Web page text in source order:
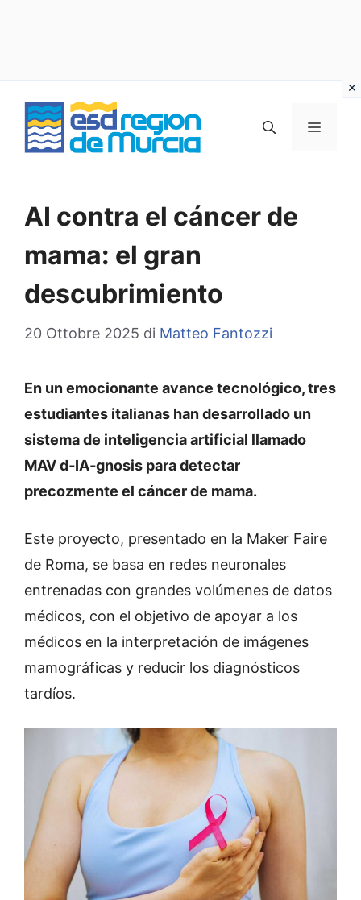
contenuto
MENU
AI contra el cáncer de
mama: el gran
descubrimiento
20 Ottobre 2025 di Matteo Fantozzi
En un emocionante avance tecnológico, tres
estudiantes italianas han desarrollado un
sistema de inteligencia artificial llamado
MAV d‑IA‑gnosis para detectar
precozmente el cáncer de mama.
Este proyecto, presentado en la Maker Faire
de Roma, se basa en redes neuronales
entrenadas con grandes volúmenes de datos
médicos, con el objetivo de apoyar a los
médicos en la interpretación de imágenes
mamográficas y reducir los diagnósticos
tardíos.